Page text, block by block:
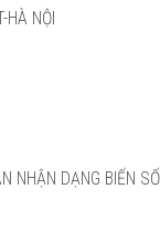
NỘI
NHẬN DẠNG BIẾN